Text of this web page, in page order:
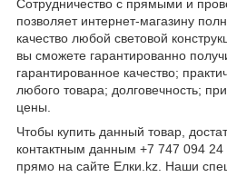
Сотрудничество с прямыми и
позволяет интернет-магазину
качество любой световой
вы сможете гарантированно
гарантированное качество;
любого товара; долговечность;
цены.
Чтобы купить данный товар,
контактным данным +7 747 094 24
прямо на сайте Елки.kz. Наши